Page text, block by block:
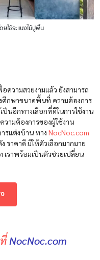
ใช้ระแนงไม้ปูพื้น
ความสวยงามแล้ว ยังสามารถ
ศึกษาขนาดพื้นที่ ความต้องการ
ป็นอีกทางเลือกที่ดีในการใช้งาน
วามต้องการของผู้ใช้งาน
รแต่งบ้าน ทาง NocNoc.com
ราคาดี มีให้ตัวเลือกมากมาย
ราพร้อมเป็นตัวช่วยเปลี่ยน
NocNoc.com